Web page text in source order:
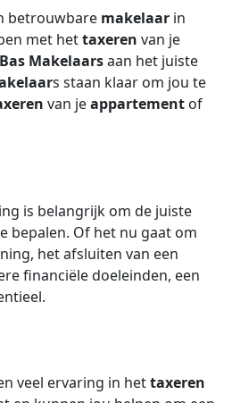
betrouwbare makelaar in
met hettaxeren van je
Bas Makelaarsaan het juiste
s staan klaar om jou te
van jeappartement of
is belangrijk om de juiste
bepalen. Of het nu gaat om
het afsluiten van een
financiële doeleinden, een
veel ervaring in hettaxeren